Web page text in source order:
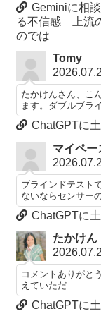
Geminiに相
る不信感 上流
のでは
Tomy
たかけんさん、こ
ます。ダブルブラ
ChatGPTに
マイペー
ブラインドテスト
ないならセンサー
ChatGPTに
たかけん
コメントありがと
えていただ...
ChatGPTに